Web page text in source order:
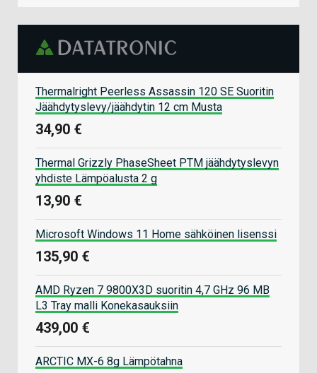
Thermalright Peerless Assassin 120 SE Suoritin
Jäähdytyslevy/jäähdytin 12 cm Musta
34,90 €
Thermal Grizzly PhaseSheet PTM jäähdytyslevyn
yhdiste Lämpöalusta 2 g
13,90 €
Microsoft Windows 11 Home sähköinen lisenssi
135,90 €
AMD Ryzen 7 9800X3D suoritin 4,7 GHz 96 MB
L3 Tray malli Konekasauksiin
439,00 €
ARCTIC MX-6 8g Lämpötahna